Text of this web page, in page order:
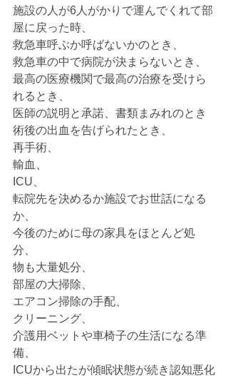
施設の人が6人がかりで運んでくれて部
屋に戻った時、
救急車呼ぶか呼ばないかのとき、
救急車の中で病院が決まらないとき、
最高の医療機関で最高の治療を受けら
れるとき、
医師の説明と承諾、書類まみれのとき
術後の出血を告げられたとき、
再手術、
輸血、
ICU、
転院先を決めるか施設でお世話になる
か、
今後のために母の家具をほとんど処
分、
物も大量処分、
部屋の大掃除、
エアコン掃除の手配、
クリーニング、
介護用ベットや車椅子の生活になる準
備、
ICUから出たが傾眠状態が続き認知悪化